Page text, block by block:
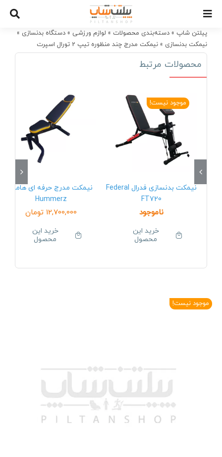
contentپیلتن شاپ » دسته‌بندی محصولات » لوازم ورزشی » دستگاه بدنسازی »
نیمکت بدنسازی »
نیمکت مدرج چند منظوره تیپ 2 تورال اسپرت
TORAL SPORT
محصولات مرتبط
موجود نیست!
نیمکت بدنسازی فدرال Federal
FT720
ناموجود
خرید این
محصول
نیمکت مدرج حرفه ای هامرز
Hummerz
12,700,000 تومان
خرید این
محصول
موجود نیست!